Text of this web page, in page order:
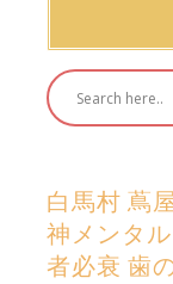
白馬村 蔦
神メンタル
者必衰 歯